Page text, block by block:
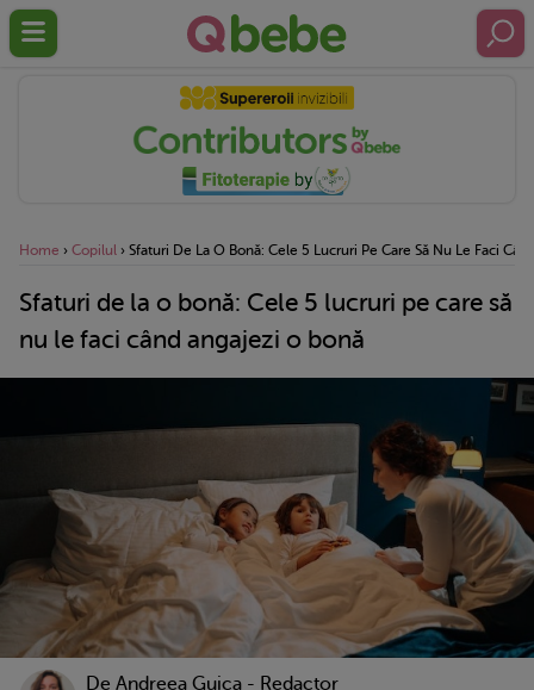
Home › Copilul › Sfaturi De La O Bonă: Cele 5 Lucruri Pe Care Să Nu Le Faci
Sfaturi de la o bonă: Cele 5 lucruri pe care să
nu le faci când angajezi o bonă
De Andreea Guica - Redactor